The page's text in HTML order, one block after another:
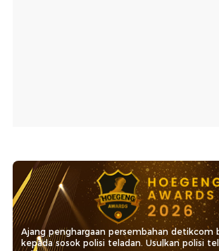
Ajang penghargaan persembahan detikcom
kepada sosok polisi teladan. Usulkan polisi